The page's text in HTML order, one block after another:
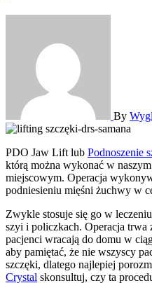
By
PDO Jaw Lift lub Podnoszenie
którą można wykonać w
miejscowym. Operacja
podniesieniu mięśni żuchwy w
Zwykle stosuje się go w
szyi i policzkach. Operacja
pacjenci wracają do domu w
aby pamiętać, że nie wszyscy
szczęki, dlatego najlepiej
Crystal skonsultuj, czy ta